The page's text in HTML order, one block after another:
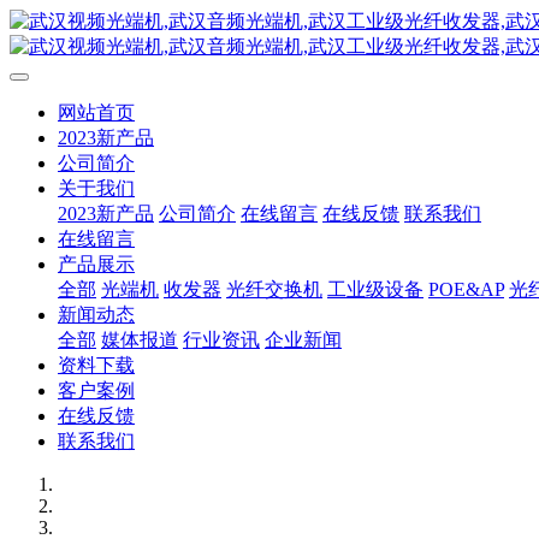
网站首页
2023新产品
公司简介
关于我们
2023新产品 公司简介 在线留言 在线反馈 联系我们
在线留言
产品展示
全部 光端机 收发器 光纤交换机 工业级设备 POE&AP 光
新闻动态
全部 媒体报道 行业资讯 企业新闻
资料下载
客户案例
在线反馈
联系我们